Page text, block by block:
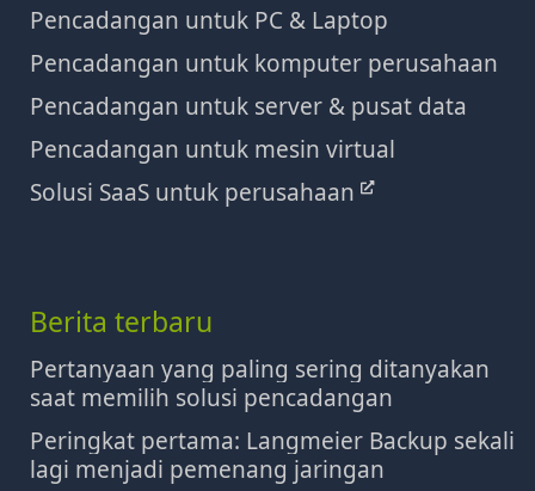
Pencadangan untuk PC & Laptop
Pencadangan untuk komputer perusahaan
Pencadangan untuk server & pusat data
Pencadangan untuk mesin virtual
Solusi SaaS untuk perusahaan
Berita terbaru
Pertanyaan yang paling sering ditanyakan
saat memilih solusi pencadangan
Peringkat pertama: Langmeier Backup sekali
lagi menjadi pemenang jaringan